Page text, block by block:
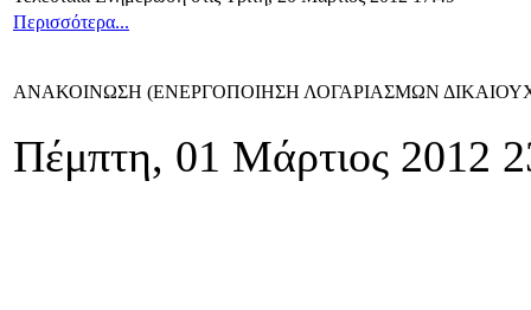
Περισσότερα...
ΑΝΑΚΟΙΝΩΣΗ (ΕΝΕΡΓΟΠΟΙΗΣΗ ΛΟΓΑΡΙΑΣΜΩΝ
Πέμπτη, 01 Μάρτιος 2012